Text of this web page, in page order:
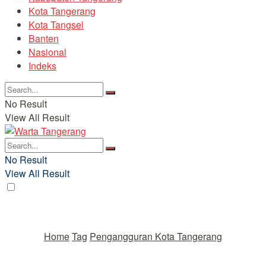
Kota Tangerang
Kota Tangsel
Banten
Nasional
Indeks
No Result
View All Result
No Result
View All Result
HomeTag Pengangguran Kota Tangerang